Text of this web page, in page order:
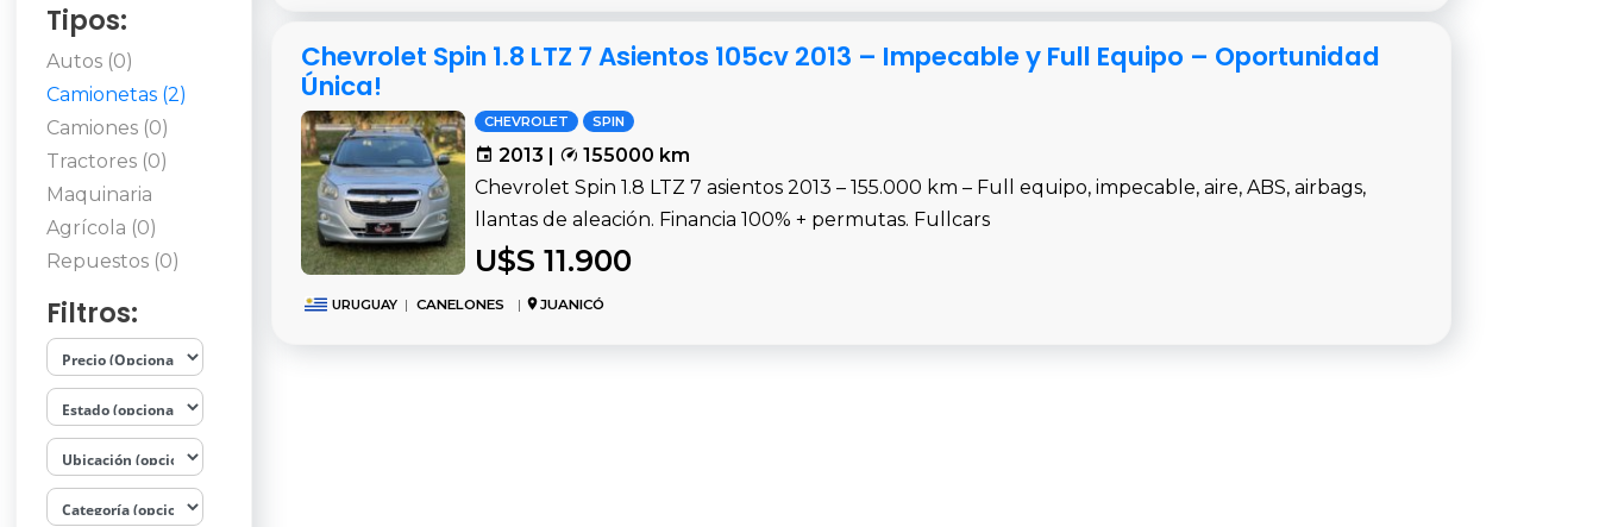
Tipos:
Autos (0)
Camionetas (2)
Camiones (0)
Tractores (0)
Maquinaria
Agrícola (0)
Repuestos (0)
Filtros:
Chevrolet Spin 1.8 LTZ 7 Asientos 105cv 2013 – Impecable y Full Equipo – Oportunidad
Única!
CHEVROLET SPIN
2013 |
155000 km
Chevrolet Spin 1.8 LTZ 7 asientos 2013 – 155.000 km – Full equipo, impecable, aire, ABS, airbags,
llantas de aleación. Financia 100% + permutas. Fullcars
U$S 11.900
URUGUAY | CANELONES | JUANICÓ